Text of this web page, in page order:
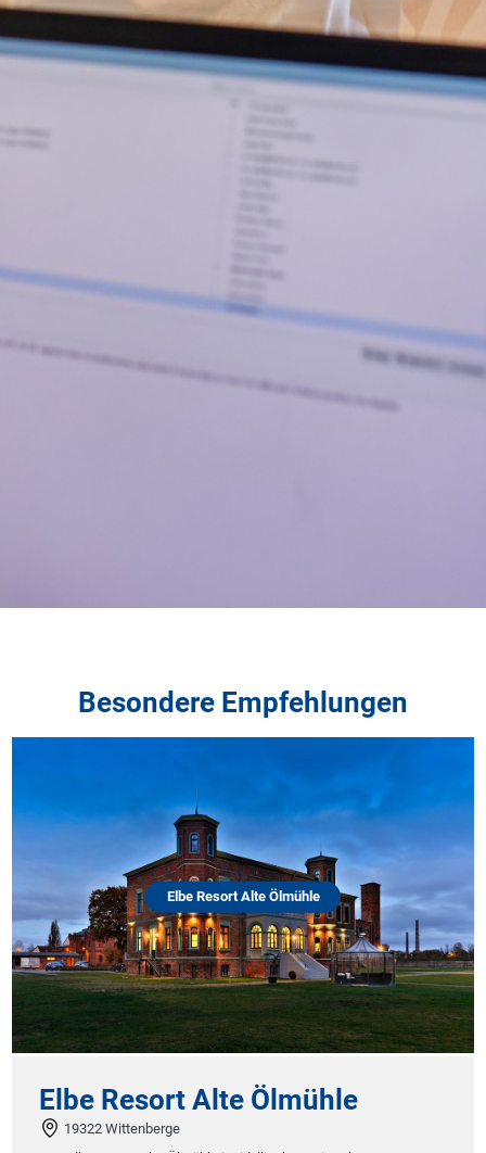
Besondere Empfehlungen
Elbe Resort Alte Ölmühle
Elbe Resort Alte Ölmühle
19322 Wittenberge